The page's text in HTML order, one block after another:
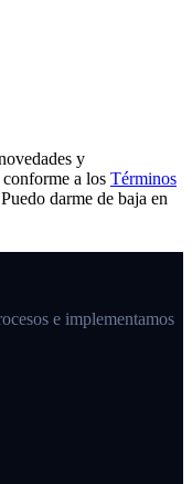
y
conforme a los Términos
darme de baja en
e implementamos